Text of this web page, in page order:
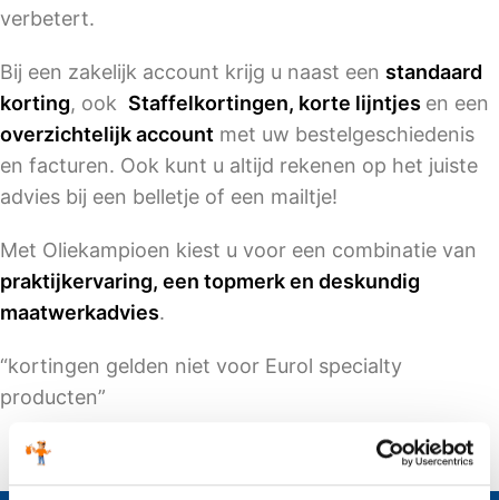
verbetert.
Bij een zakelijk account krijg u naast een standaard
korting, ook Staffelkortingen, korte lijntjes en een
overzichtelijk account met uw bestelgeschiedenis
en facturen. Ook kunt u altijd rekenen op het juiste
advies bij een belletje of een mailtje!
Met Oliekampioen kiest u voor een combinatie van
praktijkervaring, een topmerk en deskundig
maatwerkadvies.
“kortingen gelden niet voor Eurol specialty
producten”